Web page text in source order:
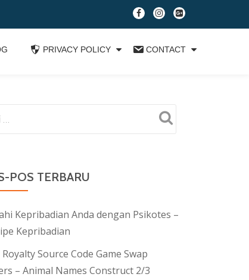
fa-
facebook
fa-
instagram
fa-
google-
plus-
PRIVACY POLICY CONTACT
POS TERBARU
Kepribadian Anda dengan Psikotes –
Kepribadian
Royalty Source Code Game Swap
– Animal Names Construct 2/3